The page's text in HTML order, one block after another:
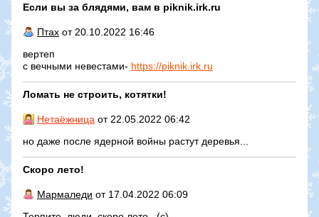
Если вы за блядями, вам в piknik.irk.ru
Птах от 20.10.2022 16:46
вертеп
с вечными невестами- https://piknik.irk.ru
Ломать не строить, котятки!
Нетаёжница от 22.05.2022 06:42
но даже после ядерной войны растут деревья...
Скоро лето!
Мармаледи от 17.04.2022 06:09